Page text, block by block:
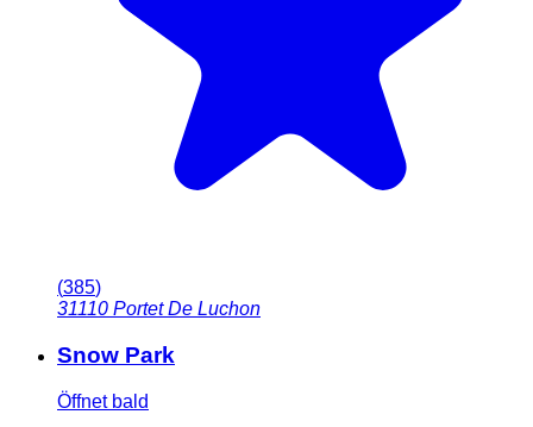
(385)
31110 Portet De Luchon
Snow Park
Öffnet bald